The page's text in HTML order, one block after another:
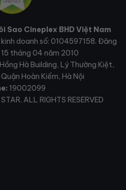
Sao Cineplex BHD Việt Nam
doanh số: 0104597158. Đăng
tháng 04 năm 2010
Hà Building, Lý Thường Kiệt,
Hoàn Kiếm, Hà Nội
19002099
ALL RIGHTS RESERVED